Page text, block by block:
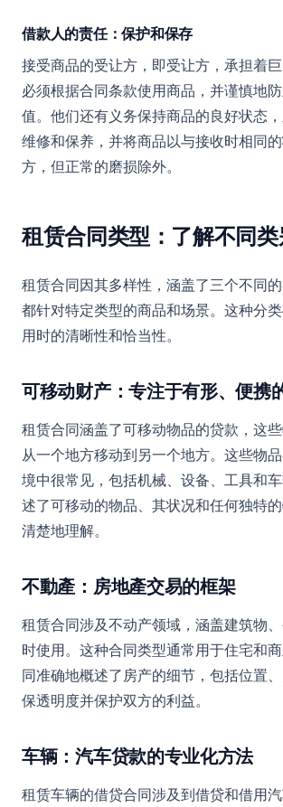
借款人的责任：保护和保存
接受商品的受让方，即受让方，承担着
必须根据合同条款使用商品，并谨慎地
值。他们还有义务保持商品的良好状态
维修和保养，并将商品以与接收时相同
方，但正常的磨损除外。
租赁合同类型：了解不同类
租赁合同因其多样性，涵盖了三个不同
都针对特定类型的商品和场景。这种分
用时的清晰性和恰当性。
可移动财产：专注于有形、便携
租赁合同涵盖了可移动物品的贷款，这
从一个地方移动到另一个地方。这些物
境中很常见，包括机械、设备、工具和
述了可移动的物品、其状况和任何独特
清楚地理解。
不動產：房地產交易的框架
租赁合同涉及不动产领域，涵盖建筑物
时使用。这种合同类型通常用于住宅和
同准确地概述了房产的细节，包括位置
保透明度并保护双方的利益。
车辆：汽车贷款的专业化方法
租赁车辆的借贷合同涉及到借贷和借用